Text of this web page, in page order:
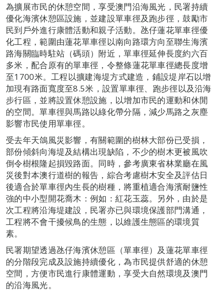
為擴展市民的休憩空間，享受澳門沿海風光，民署持續
優化海濱休憩區設施，並建設單車徑及跑步徑，鼓勵市
民到戶外進行康體活動和親子活動。氹仔蓮花單車徑優
化工程，範圍由蓮花單車徑以南向路環方向至聯生海濱
路海關臨時駐站（碼頭）附近，單車徑延伸長度約六百
多米，配合原有的單車徑，令整條蓮花單車徑總長度增
至1700米。工程以擴建海堤方式建造，鋪設堤岸石以增
加現有路面寬度至8.5米，設置單車徑、跑步徑以及沿海
步行區，並將設置休憩設施，以增加市民的運動和休閒
的空間。單車徑與馬路以綠化帶分隔，減少馬路之灰塵
影響市民使用單車徑。
受去年天鴿風災影響，有關範圍的樹林大部份已受損，
部份傾斜向海堤及結構出現缺陷，不少的樹木更被風吹
倒令樹根隆起損毀路面。同時，參考廣東省林業廳在風
災後對本澳行道樹的報告，綜合考慮樹木安全及評估日
後適合於單車徑內生長的樹種，將重植適合海濱耐鹽性
強的中小型開花喬木：例如：紅花玉蕊。另外，由於是
次工程將沿海堤建設，民署亦已與環境保護部門溝通，
工程將不會干擾候鳥的生態，以維護生態區的環境質
素。
民署期望透過氹仔海濱休憩區（單車徑）及蓮花單車徑
的分階段完成及設施持續優化，為市民提供舒適的休憩
空間，方便市民進行康體運動，享受大自然環境及澳門
的沿海風光。